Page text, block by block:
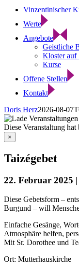
Vinzentinischer
Werte
Angebote
Geistliche
Kloster auf
Kurse
Offene Stellen
Kontakt
Doris Herz2026-08-
Diese Veranstaltung hat
×
Taizégebet
22. Februar 2025
Diese Gebetsform –
Burgund – will
Einfache Gesänge,
Atmosphäre helfen,
Mit Sr. Dorothee und
Ort: Mutterhauskirche